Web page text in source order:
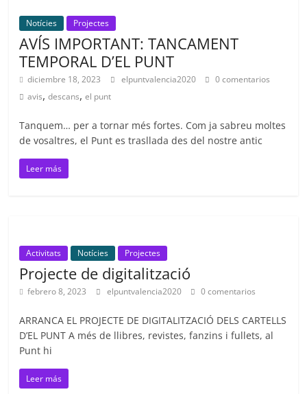
Notícies Projectes
AVÍS IMPORTANT: TANCAMENT
TEMPORAL D’EL PUNT
diciembre 18, 2023 elpuntvalencia2020
0 comentarios
avis,descans,el punt
Tanquem… per a tornar més fortes. Com ja sabreu moltes
de vosaltres, el Punt es trasllada des del nostre antic
Leer más
Activitats Notícies Projectes
Projecte de digitalització
febrero 8, 2023 elpuntvalencia2020 0 comentarios
ARRANCA EL PROJECTE DE DIGITALITZACIÓ DELS CARTELLS
D’EL PUNT A més de llibres, revistes, fanzins i fullets, al
Punt hi
Leer más